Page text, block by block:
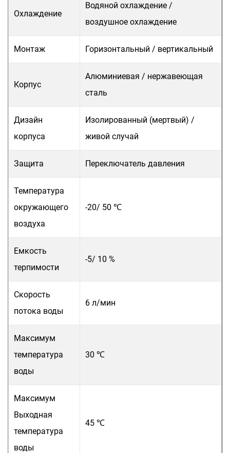
Охлаждение
Водяной охлаждение /
воздушное охлаждение
Монтаж Горизонтальный / вертикальный
Корпус
Алюминиевая / нержавеющая
сталь
Дизайн
корпуса
Изолированный (мертвый) /
живой случай
Защита Переключатель давления
Температура
окружающего
воздуха
-20/ 50 ℃
Емкость
терпимости
-5/ 10 %
Скорость
потока воды
6 л/мин
Максимум
температура
воды
30 ℃
Максимум
Выходная
температура
воды
45 ℃